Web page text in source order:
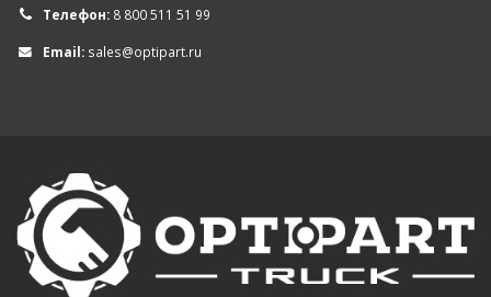
Телефон: 8 800 511 51 99
Email: sales@optipart.ru